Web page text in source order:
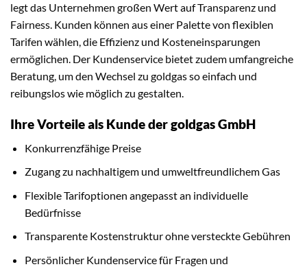
legt das Unternehmen großen Wert auf Transparenz und
Fairness. Kunden können aus einer Palette von flexiblen
Tarifen wählen, die Effizienz und Kosteneinsparungen
ermöglichen. Der Kundenservice bietet zudem umfangreiche
Beratung, um den Wechsel zu goldgas so einfach und
reibungslos wie möglich zu gestalten.
Ihre Vorteile als Kunde der goldgas GmbH
Konkurrenzfähige Preise
Zugang zu nachhaltigem und umweltfreundlichem Gas
Flexible Tarifoptionen angepasst an individuelle
Bedürfnisse
Transparente Kostenstruktur ohne versteckte Gebühren
Persönlicher Kundenservice für Fragen und